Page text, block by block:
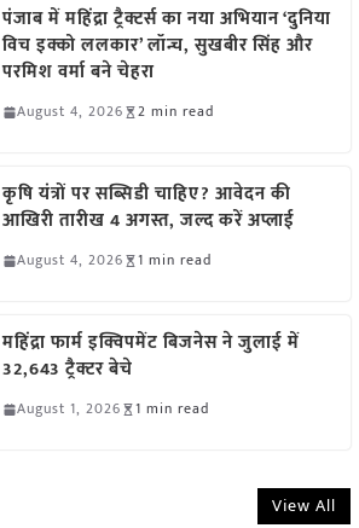
पंजाब में महिंद्रा ट्रैक्टर्स का नया अभियान ‘दुनिया
विच इक्को ललकार’ लॉन्च, सुखबीर सिंह और
परमिश वर्मा बने चेहरा
August 4, 2026 2 min read
कृषि यंत्रों पर सब्सिडी चाहिए? आवेदन की
आखिरी तारीख 4 अगस्त, जल्द करें अप्लाई
August 4, 2026 1 min read
महिंद्रा फार्म इक्विपमेंट बिजनेस ने जुलाई में
32,643 ट्रैक्टर बेचे
August 1, 2026 1 min read
View All